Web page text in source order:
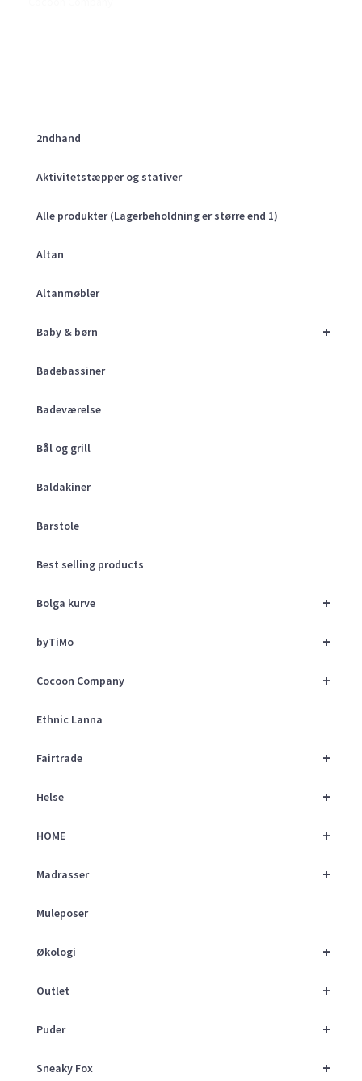
2ndhand
Aktivitetstæpper og stativer
Alle produkter (Lagerbeholdning er større end 1)
Altan
Altanmøbler
+
Baby & børn
Badebassiner
Badeværelse
Bål og grill
Baldakiner
Barstole
Best selling products
+
Bolga kurve
+
byTiMo
+
Cocoon Company
Ethnic Lanna
+
Fairtrade
+
Helse
+
HOME
+
Madrasser
Muleposer
+
Økologi
+
Outlet
+
Puder
+
Sneaky Fox